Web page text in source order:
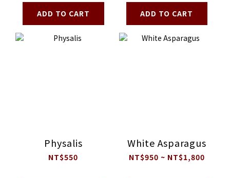
ADD TO CART ADD TO CART
Physalis
NT$550
White Asparagus
NT$950 ~ NT$1,800